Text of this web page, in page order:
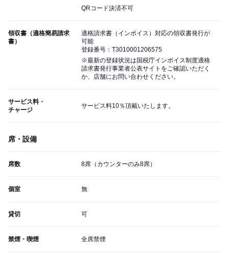
QRコード決済不可
領収書（適格簡易請求
書）
適格請求書（インボイス）対応の領収書発行が
可能
登録番号：T3010001206575
※最新の登録状況は国税庁インボイス制度適格
請求書発行事業者公表サイトをご確認いただく
か、店舗にお問い合わせください。
サービス料・
チャージ
サービス料10％頂戴いたします。
席・設備
席数 8席（カウンターのみ8席）
個室 無
貸切 可
禁煙・喫煙 全席禁煙